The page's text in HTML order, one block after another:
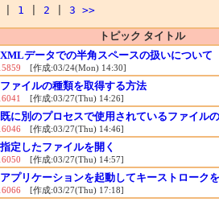
1 2 3 >>
トピック タイトル
XMLデータでの半角スペースの扱いについて
[作成:03/24(Mon) 14:30]
ファイルの種類を取得する方法
[作成:03/27(Thu) 14:26]
既に別のプロセスで使用されているファイル
[作成:03/27(Thu) 14:46]
指定したファイルを開く
[作成:03/27(Thu) 14:57]
アプリケーションを起動してキーストローク
[作成:03/27(Thu) 17:18]